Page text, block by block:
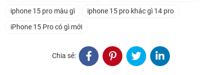
iphone 15 pro màu gì
iphone 15 pro khác gì 14 pro
iPhone 15 Pro có gì mới
Chia sẻ: